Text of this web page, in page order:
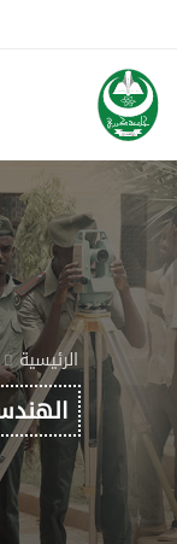
الرئيسية